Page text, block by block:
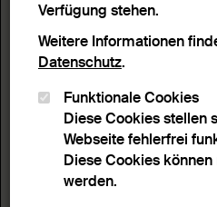
Verfügung stehen.
Weitere Informationen
Datenschutz.
Funktionale Cookies
Diese Cookies stellen
Webseite fehlerfrei
Diese Cookies
werden.